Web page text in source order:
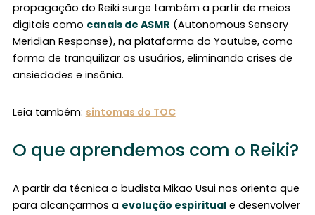
propagação do Reiki surge também a partir de meios
digitais como canais de ASMR (Autonomous Sensory
Meridian Response), na plataforma do Youtube, como
forma de tranquilizar os usuários, eliminando crises de
ansiedades e insônia.
Leia também: sintomas do TOC
O que aprendemos com o Reiki?
A partir da técnica o budista Mikao Usui nos orienta que
para alcançarmos a evolução espirituale desenvolver